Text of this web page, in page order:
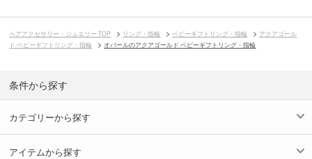
ペアアクセサリー・ジュエリー TOP リング・指輪 ベビーギフトリング・指輪
アクアゴール
ド ベビーギフトリング・指輪
オパールのアクアゴールド ベビーギフトリング・指輪
条件から探す
カテゴリーから探す
アイテムから探す